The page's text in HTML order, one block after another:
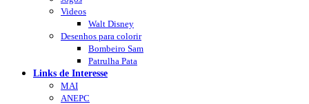
Videos
Walt Disney
Desenhos para colorir
Bombeiro Sam
Patrulha Pata
Links de Interesse
MAI
ANEPC